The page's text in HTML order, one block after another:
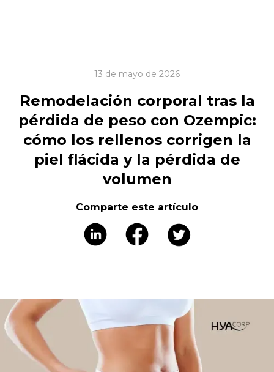
13 de mayo de 2026
Remodelación corporal tras la
pérdida de peso con Ozempic:
cómo los rellenos corrigen la
piel flácida y la pérdida de
volumen
Comparte este artículo